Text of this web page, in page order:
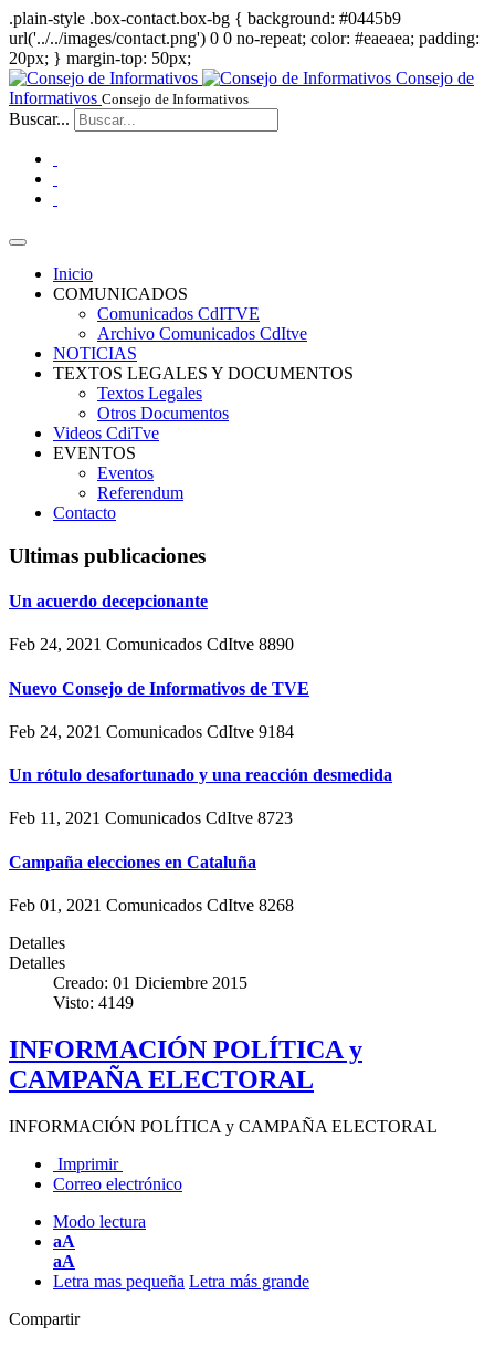
.plain-style .box-contact.box-bg { background: #0445b9
url('../../images/contact.png') 0 0 no-repeat; color: #eaeaea; padding:
20px; } margin-top: 50px;
Consejo de
Informativos Consejo de Informativos
Buscar...
Inicio
COMUNICADOS
Comunicados CdITVE
Archivo Comunicados CdItve
NOTICIAS
TEXTOS LEGALES Y DOCUMENTOS
Textos Legales
Otros Documentos
Videos CdiTve
EVENTOS
Eventos
Referendum
Contacto
Ultimas publicaciones
Un acuerdo decepcionante
Feb 24, 2021 Comunicados CdItve 8890
Nuevo Consejo de Informativos de TVE
Feb 24, 2021 Comunicados CdItve 9184
Un rótulo desafortunado y una reacción desmedida
Feb 11, 2021 Comunicados CdItve 8723
Campaña elecciones en Cataluña
Feb 01, 2021 Comunicados CdItve 8268
Detalles
Detalles
Creado: 01 Diciembre 2015
Visto: 4149
INFORMACIÓN POLÍTICA y
CAMPAÑA ELECTORAL
INFORMACIÓN POLÍTICA y CAMPAÑA ELECTORAL
Imprimir
Correo electrónico
Modo lectura
aA
aA
Letra mas pequeña Letra más grande
Compartir